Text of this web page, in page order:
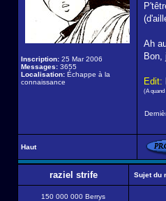
Inscription: 25 Mar 2006
Messages: 3655
Localisation: Échappe à la
connaissance
Ah
Bon,
Edit:
(A
Haut
raziel strife Sujet du
150 000 000 Berrys